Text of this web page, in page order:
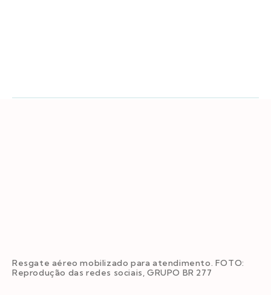
Resgate aéreo mobilizado para atendimento. FOTO:
Reprodução das redes sociais, GRUPO BR 277